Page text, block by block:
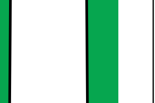
tilgjengelig
klubbmedlemmer